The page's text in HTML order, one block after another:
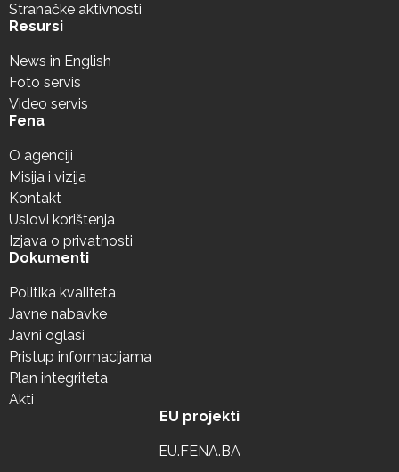
Stranačke aktivnosti
Resursi
News in English
Foto servis
Video servis
Fena
O agenciji
Misija i vizija
Kontakt
Uslovi korištenja
Izjava o privatnosti
Dokumenti
Politika kvaliteta
Javne nabavke
Javni oglasi
Pristup informacijama
Plan integriteta
Akti
EU projekti
EU.FENA.BA